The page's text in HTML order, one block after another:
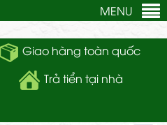
Giao hàng toàn quốc
Trả tiển tại nhà
MENU